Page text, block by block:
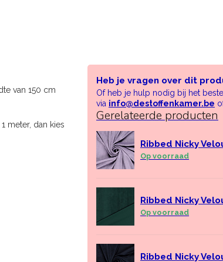
van 150 cm
meter, dan kies
Heb je vragen over dit
Of heb je hulp nodig bij het
via info@destoffenkamer.be
Gerelateerde producten
Ribbed Nicky
Op voorraad
Ribbed Nicky
Op voorraad
Ribbed Nicky